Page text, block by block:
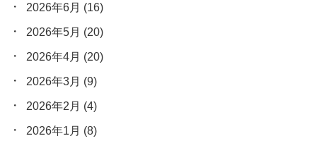
2026年6月 (16)
2026年5月 (20)
2026年4月 (20)
2026年3月 (9)
2026年2月 (4)
2026年1月 (8)